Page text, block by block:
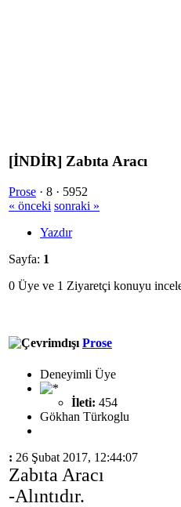
[İNDİR] Zabıta Aracı
Prose · 8 · 5952
« önceki sonraki »
Yazdır
Sayfa: 1
0 Üye ve 1 Ziyaretçi konuyu
Prose
Deneyimli Üye
İleti: 454
Gökhan Türkoglu
: 26 Şubat 2017, 12:44:07
Zabıta Aracı
-Alıntıdır.